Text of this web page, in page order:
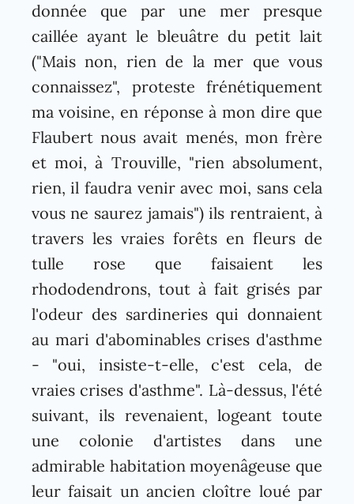
donnée que par une mer presque
caillée ayant le bleuâtre du petit lait
("Mais non, rien de la mer que vous
connaissez", proteste frénétiquement
ma voisine, en réponse à mon dire que
Flaubert nous avait menés, mon frère
et moi, à Trouville, "rien absolument,
rien, il faudra venir avec moi, sans cela
vous ne saurez jamais") ils rentraient, à
travers les vraies forêts en fleurs de
tulle rose que faisaient les
rhododendrons, tout à fait grisés par
l'odeur des sardineries qui donnaient
au mari d'abominables crises d'asthme
- "oui, insiste-t-elle, c'est cela, de
vraies crises d'asthme". Là-dessus, l'été
suivant, ils revenaient, logeant toute
une colonie d'artistes dans une
admirable habitation moyenâgeuse que
leur faisait un ancien cloître loué par